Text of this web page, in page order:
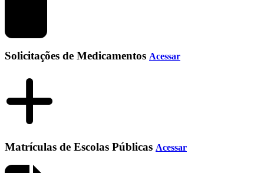
Solicitações de Medicamentos Acessar
Matrículas de Escolas Públicas Acessar